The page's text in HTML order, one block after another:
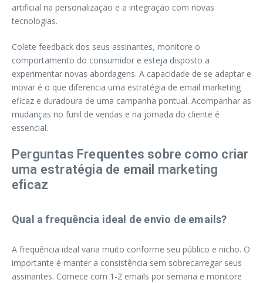
artificial na personalização e a integração com novas
tecnologias.
Colete feedback dos seus assinantes, monitore o
comportamento do consumidor e esteja disposto a
experimentar novas abordagens. A capacidade de se adaptar e
inovar é o que diferencia uma estratégia de email marketing
eficaz e duradoura de uma campanha pontual. Acompanhar as
mudanças no funil de vendas e na jornada do cliente é
essencial.
Perguntas Frequentes sobre como criar
uma estratégia de email marketing
eficaz
Qual a frequência ideal de envio de emails?
A frequência ideal varia muito conforme seu público e nicho. O
importante é manter a consistência sem sobrecarregar seus
assinantes. Comece com 1-2 emails por semana e monitore